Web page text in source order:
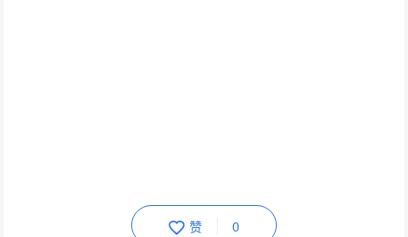
赞 0